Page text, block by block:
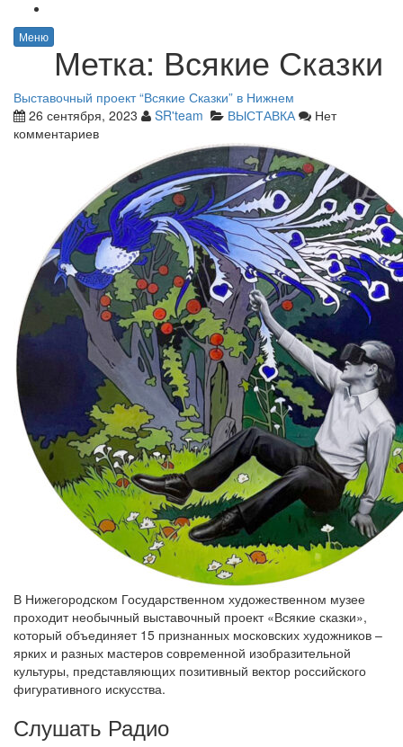
Меню
Метка: Всякие Сказки
Выставочный проект “Всякие Сказки” в Нижнем
26 сентября, 2023
SR'team ВЫСТАВКА
Нет
комментариев
В Нижегородском Государственном художественном музее
проходит необычный выставочный проект «Всякие сказки»,
который объединяет 15 признанных московских художников –
ярких и разных мастеров современной изобразительной
культуры, представляющих позитивный вектор российского
фигуративного искусства.
Слушать Радио